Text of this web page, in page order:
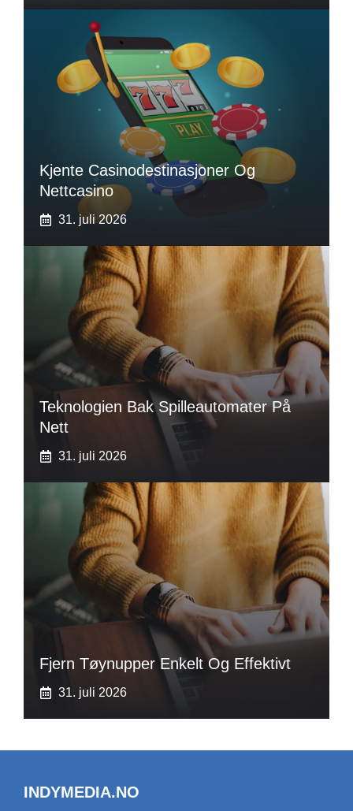
Kjente Casinodestinasjoner Og
Nettcasino
31. juli 2026
Teknologien Bak Spilleautomater På
Nett
31. juli 2026
Fjern Tøynupper Enkelt Og Effektivt
31. juli 2026
INDYMEDIA.NO